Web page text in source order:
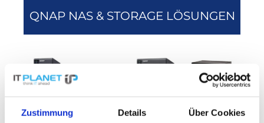
Zustimmung Details Über Cookies
QNAP NAS & STORAGE LÖSUNGEN